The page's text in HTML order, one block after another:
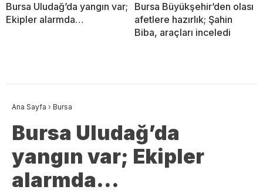
Bursa Uludağ’da yangın var;
Ekipler alarmda…
Bursa Büyükşehir’den olası
afetlere hazırlık; Şahin
Biba, araçları inceledi
Ana Sayfa › Bursa
Bursa Uludağ’da
yangın var; Ekipler
alarmda…